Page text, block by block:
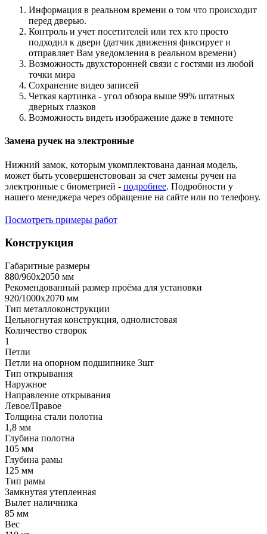
Информация в реальном времени о том что происходит
перед дверью.
Контроль и учет посетителей или тех кто просто
подходил к двери (датчик движения фиксирует и
отправляет Вам уведомления в реальном времени)
Возможность двухсторонней связи с гостями из любой
точки мира
Сохранение видео записей
Четкая картинка - угол обзора выше 99% штатных
дверных глазков
Возможность видеть изображение даже в темноте
Замена ручек на электронные
Нижний замок, которым укомплектована данная модель,
может быть усовершенстовован за счет замены ручен на
электронные с биометрией - подробнее. Подробности у
нашего менеджера через обращение на сайте или по телефону.
Посмотреть примеры работ
Конструкция
Габаритные размеры
880/960х2050 мм
Рекомендованный размер проёма для установки
920/1000х2070 мм
Тип металлоконструкции
Цельногнутая конструкция, однолистовая
Количество створок
1
Петли
Петли на опорном подшипнике 3шт
Тип открывания
Наружное
Направление открывания
Левое/Правое
Толщина стали полотна
1,8 мм
Глубина полотна
105 мм
Глубина рамы
125 мм
Тип рамы
Замкнутая утепленная
Вылет наличника
85 мм
Вес